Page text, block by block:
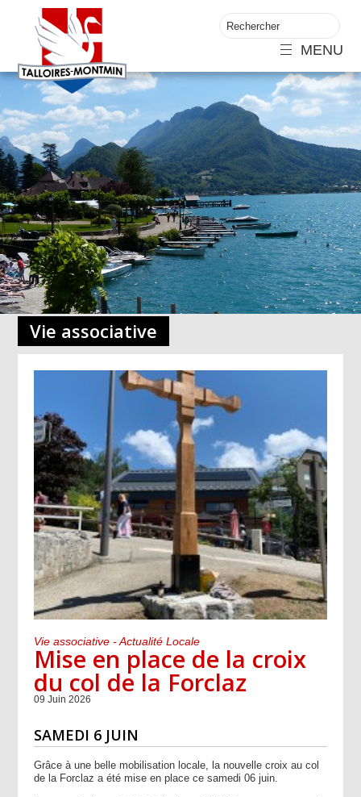
MENU
Vie associative
Vie associative - Actualité Locale
Mise en place de la croix
du col de la Forclaz
09 Juin 2026
SAMEDI 6 JUIN
Grâce à une belle mobilisation locale, la nouvelle croix au col
de la Forclaz a été mise en place ce samedi 06 juin.